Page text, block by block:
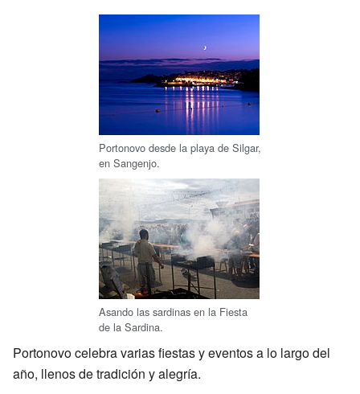
Portonovo desde la playa de Silgar,
en Sangenjo.
Asando las sardinas en la Fiesta
de la Sardina.
Portonovo celebra varias fiestas y eventos a lo largo del
año, llenos de tradición y alegría.